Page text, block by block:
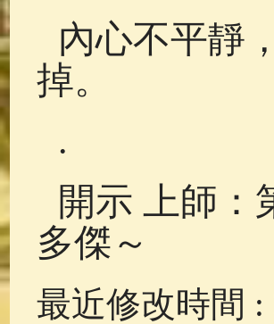
內心不平靜
掉。
.
開示 上師：
多傑～
最近修改時間 :